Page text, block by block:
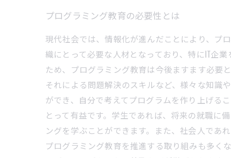
プログラミング教育の必要性とは
現代社会では、情報化が進んだことにより、プ
織にとって必要な人材となっており、特にIT企
ため、プログラミング教育は今後ますます必要
それによる問題解決のスキルなど、様々な知識
ができ、自分で考えてプログラムを作り上げる
とって有益です。学生であれば、将来の就職に
ングを学ぶことができます。また、社会人であ
プログラミング教育を推進する取り組みも多く